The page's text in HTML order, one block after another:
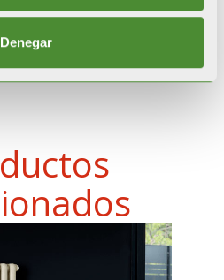
Denegar